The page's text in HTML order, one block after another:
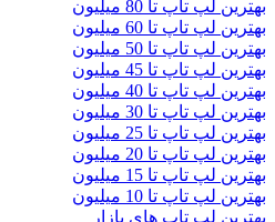
بهترین لپ تاپ تا 80 میلیون
بهترین لپ تاپ تا 60 میلیون
بهترین لپ تاپ تا 50 میلیون
بهترین لپ تاپ تا 45 میلیون
بهترین لپ تاپ تا 40 میلیون
بهترین لپ تاپ تا 30 میلیون
بهترین لپ تاپ تا 25 میلیون
بهترین لپ تاپ تا 20 میلیون
بهترین لپ تاپ تا 15 میلیون
بهترین لپ تاپ تا 10 میلیون
بهترین لپ تاپ های بازار